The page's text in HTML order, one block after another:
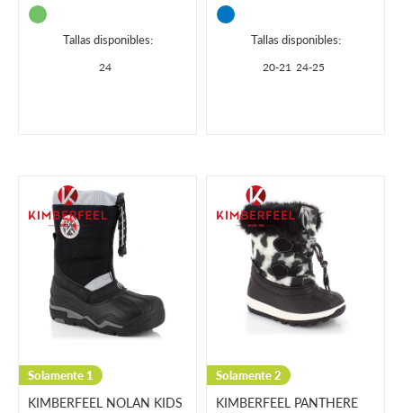
Tallas disponibles:
24
Tallas disponibles:
20-21 24-25
Solamente 1
KIMBERFEEL NOLAN KIDS
Solamente 2
KIMBERFEEL PANTHERE